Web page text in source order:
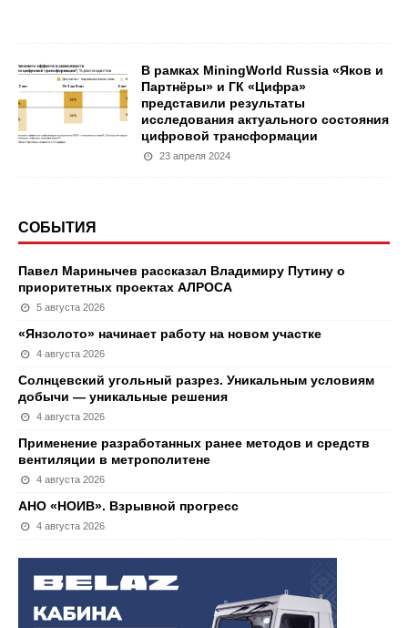
В рамках MiningWorld Russia «Яков и
Партнёры» и ГК «Цифра»
представили результаты
исследования актуального состояния
цифровой трансформации
23 апреля 2024
СОБЫТИЯ
Павел Маринычев рассказал Владимиру Путину о
приоритетных проектах АЛРОСА
5 августа 2026
«Янзолото» начинает работу на новом участке
4 августа 2026
Солнцевский угольный разрез. Уникальным условиям
добычи — уникальные решения
4 августа 2026
Применение разработанных ранее методов и средств
вентиляции в метрополитене
4 августа 2026
АНО «НОИВ». Взрывной прогресс
4 августа 2026